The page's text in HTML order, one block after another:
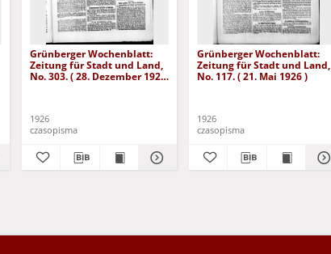
Grünberger Wochenblatt:
Zeitung für Stadt und Land,
No. 303. ( 28. Dezember 1926
1926
czasopisma
Grünberger Wochenblatt:
Zeitung für Stadt und Land,
No. 117. ( 21. Mai 1926 )
1926
czasopisma